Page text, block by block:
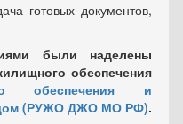
готовых документов,
были наделены
обеспечения
обеспечения и
(РУЖО ДЖО МО РФ).